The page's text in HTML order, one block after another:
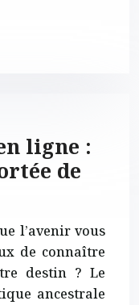
ligne :
de
l’avenir vous
de connaître
destin ? Le
ancestrale